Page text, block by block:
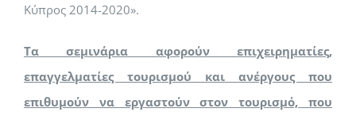
Κύπρος 2014-2020».
Τα σεμινάρια αφορούνεπιχειρηματίες,
επαγγελματίες τουρισμού και ανέργους που
επιθυμούν να εργαστούν στον τουρισμό, που